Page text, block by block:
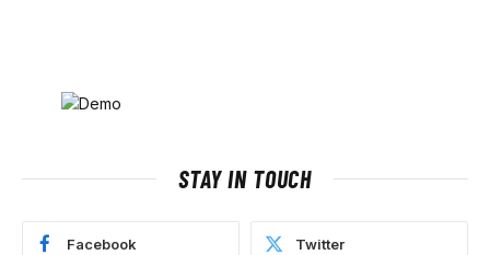
STAY IN TOUCH
Facebook Twitter